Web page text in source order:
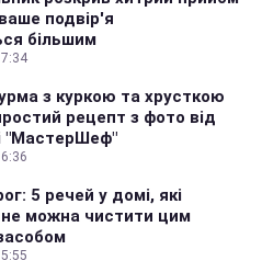
подвір'я
більшим
з куркою та хрусткою
рецепт з фото від
"МастерШеф"
5 речей у домі, які
не можна чистити цим